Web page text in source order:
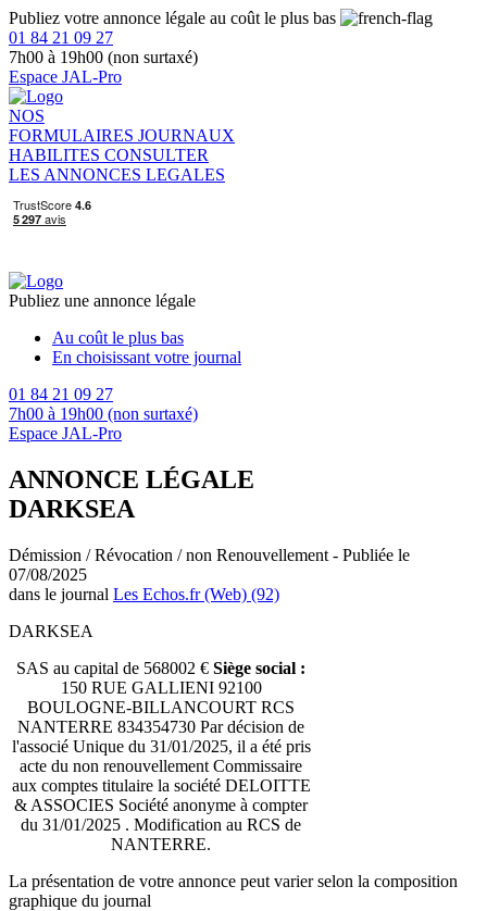
Publiez votre annonce légale au coût le plus bas
01 84 21 09 27
7h00 à 19h00 (non surtaxé)
Espace JAL-Pro
NOS
FORMULAIRES JOURNAUX
HABILITES CONSULTER
LES ANNONCES LEGALES
Publiez une annonce légale
Au coût le plus bas
En choisissant votre journal
01 84 21 09 27
7h00 à 19h00 (non surtaxé)
Espace JAL-Pro
ANNONCE LÉGALE
DARKSEA
Démission / Révocation / non Renouvellement - Publiée le
07/08/2025
dans le journal Les Echos.fr (Web) (92)
DARKSEA
SAS au capital de 568002 € Siège social :
150 RUE GALLIENI 92100
BOULOGNE-BILLANCOURT RCS
NANTERRE 834354730 Par décision de
l'associé Unique du 31/01/2025, il a été pris
acte du non renouvellement Commissaire
aux comptes titulaire la société DELOITTE
& ASSOCIES Société anonyme à compter
du 31/01/2025 . Modification au RCS de
NANTERRE.
La présentation de votre annonce peut varier selon la composition
graphique du journal